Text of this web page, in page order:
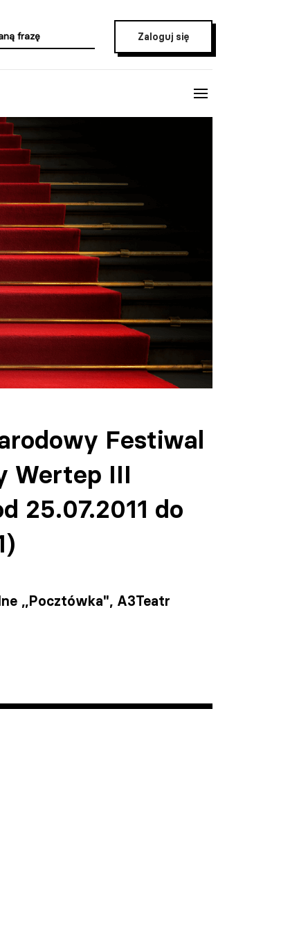
Zaloguj się
Festiwal
Wertep III
25.07.2011 do
,,Pocztówka", A3Teatr